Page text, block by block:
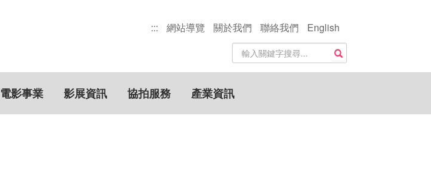
::: 網站導覽 關於我們 聯絡我們
English
站
內
搜
尋
關
鍵
搜尋
電影事業 影展資訊 協拍服務 產業資訊